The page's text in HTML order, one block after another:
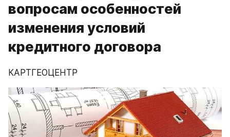
вопросам особенностей
изменения условий
кредитного договора
КАРТГЕОЦЕНТР